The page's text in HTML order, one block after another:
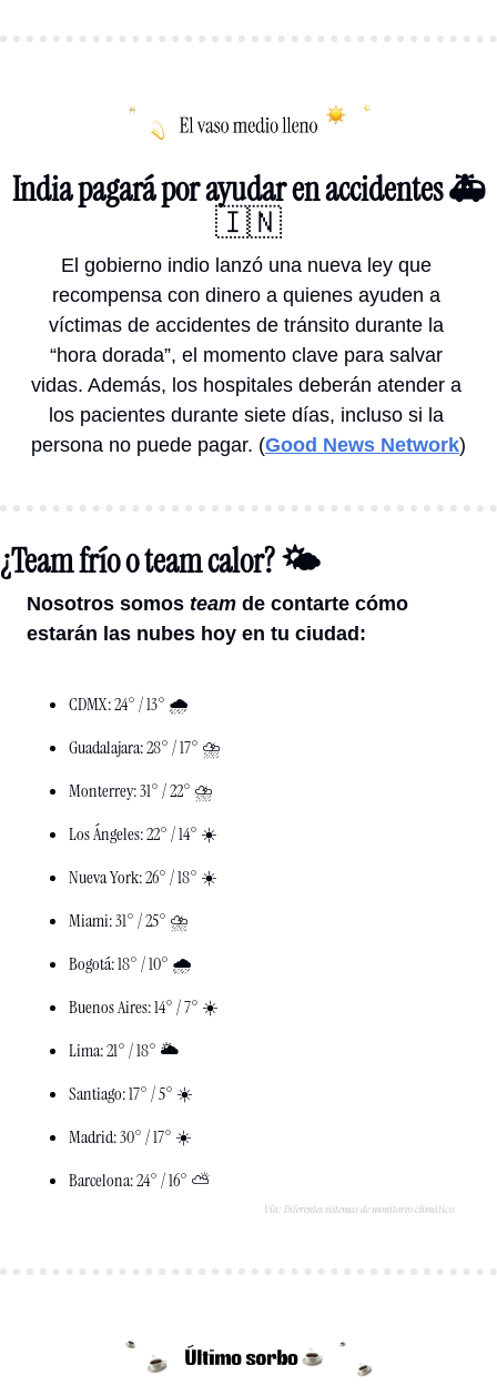
India pagará por ayudar en accidentes 🚑
🇮🇳
El gobierno indio lanzó una nueva ley que
recompensa con dinero a quienes ayuden a
víctimas de accidentes de tránsito durante la
“hora dorada”, el momento clave para salvar
vidas. Además, los hospitales deberán atender a
los pacientes durante siete días, incluso si la
persona no puede pagar. (Good News Network)
¿Team frío o team calor? 🌤️
Nosotros somos team de contarte cómo
estarán las nubes hoy en tu ciudad:
CDMX: 24° / 13° 🌧️
Guadalajara: 28° / 17° ⛈️
Monterrey: 31° / 22° ⛈️
Los Ángeles: 22° / 14° ☀️
Nueva York: 26° / 18° ☀️
Miami: 31° / 25° ⛈️
Bogotá: 18° / 10° 🌧️
Buenos Aires: 14° / 7° ☀️
Lima: 21° / 18° 🌥️
Santiago: 17° / 5° ☀️
Madrid: 30° / 17° ☀️
Barcelona: 24° / 16° ⛅️
Vía: Diferentes sistemas de monitoreo climático.